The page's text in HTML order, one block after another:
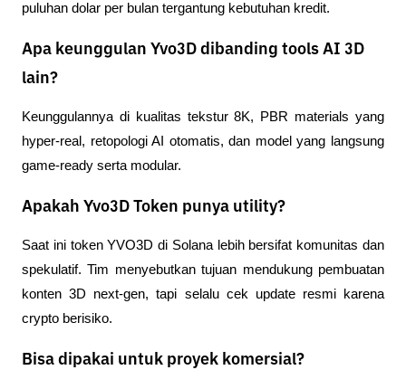
puluhan dolar per bulan tergantung kebutuhan kredit.
Apa keunggulan Yvo3D dibanding tools AI 3D
lain?
Keunggulannya di kualitas tekstur 8K, PBR materials yang
hyper-real, retopologi AI otomatis, dan model yang langsung
game-ready serta modular.
Apakah Yvo3D Token punya utility?
Saat ini token YVO3D di Solana lebih bersifat komunitas dan
spekulatif. Tim menyebutkan tujuan mendukung pembuatan
konten 3D next-gen, tapi selalu cek update resmi karena
crypto berisiko.
Bisa dipakai untuk proyek komersial?